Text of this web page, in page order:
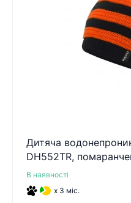
Дитяча
DH552TR,
В наявності
x 3 міс.